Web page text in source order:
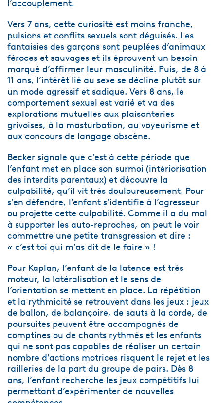
l’accouplement.
Vers 7 ans, cette curiosité est moins franche,
pulsions et conflits sexuels sont déguisés. Les
fantaisies des garçons sont peuplées d’animaux
féroces et sauvages et ils éprouvent un besoin
marqué d’affirmer leur masculinité. Puis, de 8 à
11 ans, l’intérêt lié au sexe se décline plutôt sur
un mode agressif et sadique. Vers 8 ans, le
comportement sexuel est varié et va des
explorations mutuelles aux plaisanteries
grivoises, à la masturbation, au voyeurisme et
aux concours de langage obscène.
Becker signale que c’est à cette période que
l’enfant met en place son surmoi (intériorisation
des interdits parentaux) et découvre la
culpabilité, qu’il vit très douloureusement. Pour
s’en défendre, l’enfant s’identifie à l’agresseur
ou projette cette culpabilité. Comme il a du mal
à supporter les auto-reproches, on peut le voir
commettre une petite transgression et dire :
« c’est toi qui m’as dit de le faire » !
Pour Kaplan, l’enfant de la latence est très
moteur, la latéralisation et le sens de
l’orientation se mettent en place. La répétition
et la rythmicité se retrouvent dans les jeux : jeux
de ballon, de balançoire, de sauts à la corde, de
poursuites peuvent être accompagnés de
comptines ou de chants rythmés et les enfants
qui ne sont pas capables de réaliser un certain
nombre d’actions motrices risquent le rejet et les
railleries de la part du groupe de pairs. Dès 8
ans, l’enfant recherche les jeux compétitifs lui
permettant d’expérimenter de nouvelles